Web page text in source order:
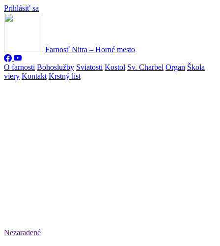
Prihlásiť sa
Farnosť Nitra – Horné mesto
O farnosti Bohoslužby Sviatosti Kostol Sv. Charbel Organ Škola
viery Kontakt Krstný list
Nezaradené